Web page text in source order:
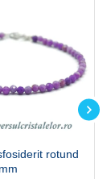
rotund